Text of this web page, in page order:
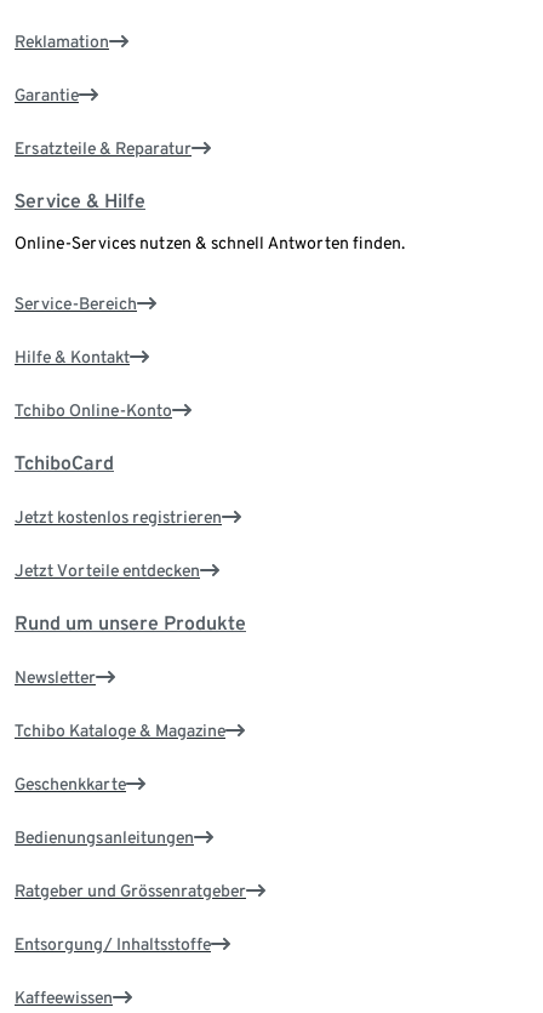
Reklamation
Garantie
Ersatzteile & Reparatur
Service & Hilfe
Online-Services nutzen & schnell Antworten finden.
Service-Bereich
Hilfe & Kontakt
Tchibo Online-Konto
TchiboCard
Jetzt kostenlos registrieren
Jetzt Vorteile entdecken
Rund um unsere Produkte
Newsletter
Tchibo Kataloge & Magazine
Geschenkkarte
Bedienungsanleitungen
Ratgeber und Grössenratgeber
Entsorgung/ Inhaltsstoffe
Kaffeewissen